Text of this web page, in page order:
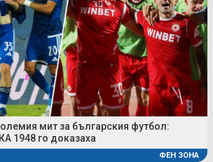
мит за българския футбол:
1948 го доказаха
ФЕН ЗОНА